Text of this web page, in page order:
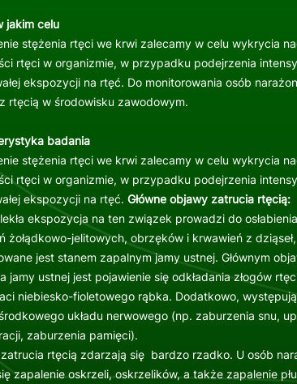
jakim celu
stężenia rtęci we krwi zalecamy w celu wykrycia
rtęci w organizmie, w przypadku podejrzenia
ekspozycji na rtęć. Do monitorowania osób
rtęcią w środowisku zawodowym.
badania
stężenia rtęci we krwi zalecamy w celu wykrycia
rtęci w organizmie, w przypadku podejrzenia
ekspozycji na rtęć. Główne objawy zatrucia rtęcią:
ekspozycja na ten związek prowadzi do
żołądkowo-jelitowych, obrzęków i krwawień z
jest stanem zapalnym jamy ustnej. Głównym
jamy ustnej jest pojawienie się odkładania złogów
niebiesko-fioletowego rąbka. Dodatkowo,
układu nerwowego (np. zaburzenia snu,
zaburzenia pamięci).
rtęcią zdarzają się bardzo rzadko. U osób
zapalenie oskrzeli, oskrzelików, a także zapalenie